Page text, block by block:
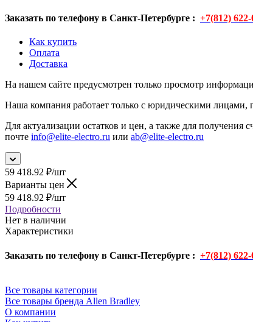
Заказать по телефону в Санкт-Петербурге : +7(812)
Как купить
Оплата
Доставка
На нашем сайте предусмотрен только просмотр
Наша компания работает только с юридическими лицами,
Для актуализации остатков и цен, а также для
почте info@elite-electro.ru или ab@elite-electro.ru
59 418.92 ₽/шт
Варианты цен
59 418.92 ₽/шт
Подробности
Нет в наличии
Характеристики
Заказать по телефону в Санкт-Петербурге : +7(812)
Все товары категории
Все товары бренда Allen Bradley
О компании